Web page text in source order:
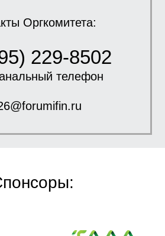
Оргкомитета:
229-8502
телефон